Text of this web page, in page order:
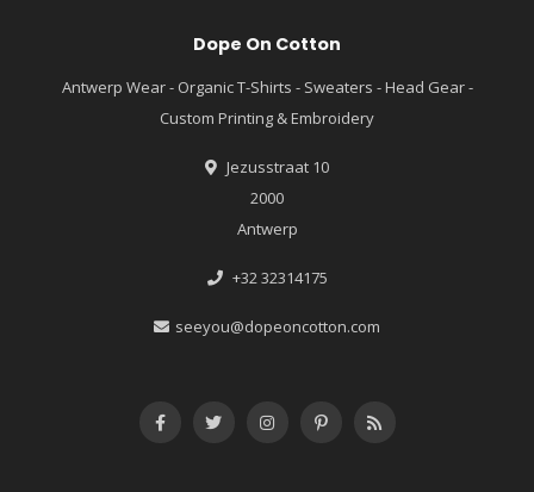
Dope On Cotton
Antwerp Wear - Organic T-Shirts - Sweaters - Head Gear -
Custom Printing & Embroidery
Jezusstraat 10
2000
Antwerp
+32 32314175
seeyou@dopeoncotton.com